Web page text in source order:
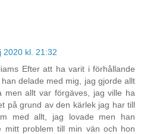
2020 kl. 21:32
Efter att ha varit i förhållande
delade med mig, jag gjorde allt
men allt var förgäves, jag ville ha
på grund av den kärlek jag har till
med allt, jag lovade men han
mitt problem till min vän och hon